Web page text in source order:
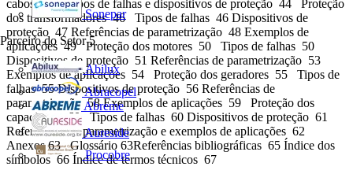
Sonepar
Parceiro do Setor 5
Abilux
Abracopel
Abreme
Aureside
Procobre
cabos) 44 Tipos de falhas e dispositivos de proteção 44 Proteção
dos transformadores 46 Tipos de falhas 46 Dispositivos de
proteção 47 Referências de parametrização 48 Exemplos de
aplicações 49 Proteção dos motores 50 Tipos de falhas 50
Dispositivos de proteção 51 Referências de parametrização 53
Exemplos de aplicações 54 Proteção dos geradores 55 Tipos de
falhas 55 Dispositivos de proteção 56 Referências de
parametrização 58 Exemplos de aplicações 59 Proteção dos
capacitores 60 Tipos de falhas 60 Dispositivos de proteção 61
Referências de parametrização e exemplos de aplicações 62
Anexos 63 Glossário 63Referências bibliográficas 65 Índice dos
símbolos 66 Índice de termos técnicos 67